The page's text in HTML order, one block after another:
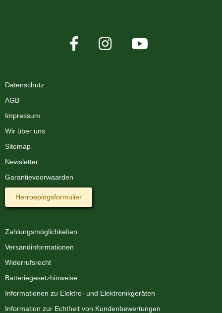
Datenschutz
AGB
Impressum
Wir über uns
Sitemap
Newsletter
Garantievoorwaarden
Herroepingsformulier
Zahlungsmöglichkeiten
Versandinformationen
Widerrufsrecht
Batteriegesetzhinweise
Informationen zu Elektro- und Elektronikgeräten
Information zur Echtheit von Kundenbewertungen